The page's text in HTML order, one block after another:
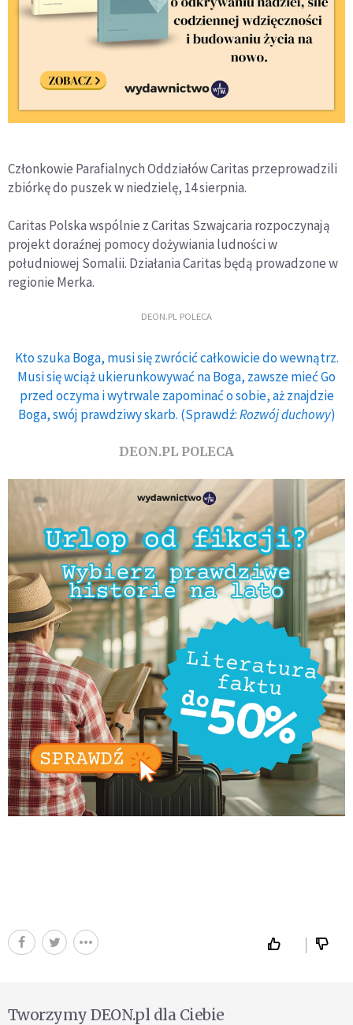
Członkowie Parafialnych Oddziałów Caritas przeprowadzili
zbiórkę do puszek w niedzielę, 14 sierpnia.
Caritas Polska wspólnie z Caritas Szwajcaria rozpoczynają
projekt doraźnej pomocy dożywiania ludności w
południowej Somalii. Działania Caritas będą prowadzone w
regionie Merka.
DEON.PL POLECA
Kto szuka Boga, musi się zwrócić całkowicie do wewnątrz.
Musi się wciąż ukierunkowywać na Boga, zawsze mieć Go
przed oczyma i wytrwale zapominać o sobie, aż znajdzie
Boga, swój prawdziwy skarb. (Sprawdź:Rozwój duchowy)
DEON.PL POLECA
Tworzymy DEON.pl dla Ciebie